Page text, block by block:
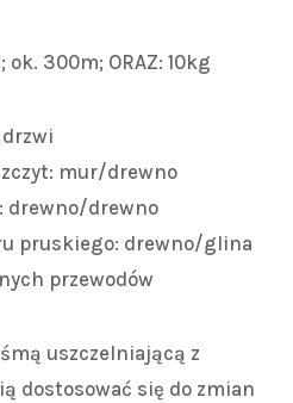
Visit
300m; ORAZ: 10kg
drzwi
mur/drewno
drewno/drewno
pruskiego: drewno/glina
przewodów
uszczelniającą z
dostosować się do zmian